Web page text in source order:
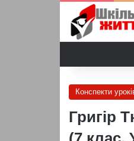
Конспекти
Григір